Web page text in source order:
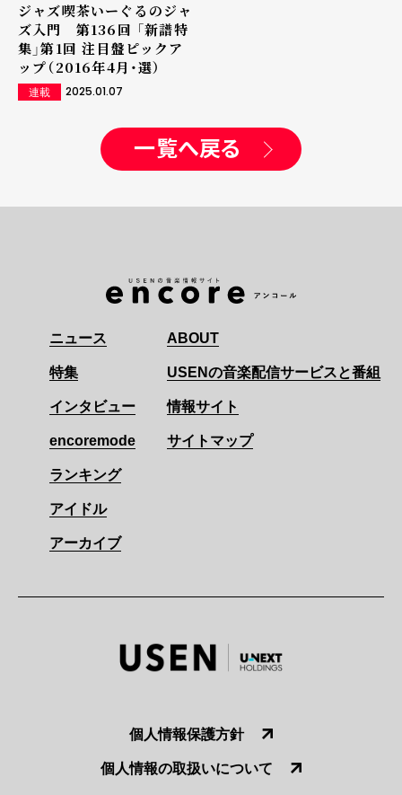
ジャズ喫茶いーぐるのジャ
ズ入門 第136回 「新譜特
集」第1回 注目盤ピックア
ップ（2016年4月・選）
連載 2025.01.07
一覧へ戻る
ニュース
特集
インタビュー
encoremode
ランキング
アイドル
アーカイブ
ABOUT
USENの音楽配信サービスと番組
情報サイト
サイトマップ
個人情報保護方針
個人情報の取扱いについて